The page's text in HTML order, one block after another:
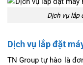
Dịch vụ lắp
Dịch vụ lắp đặt
TN Group tự hào là